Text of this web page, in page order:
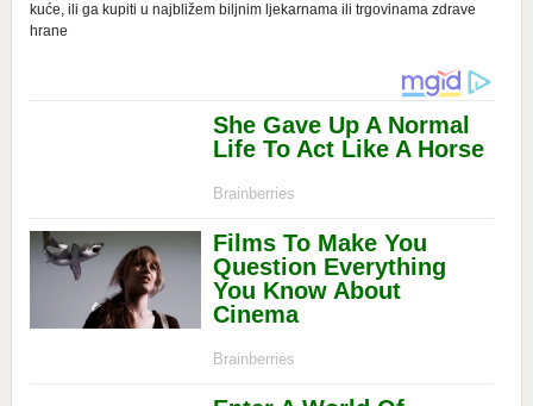
kuće, ili ga kupiti u najbližem biljnim ljekarnama ili trgovinama zdrave
hrane